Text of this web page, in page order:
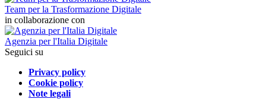
Team per la Trasformazione Digitale
in collaborazione con
Agenzia per l'Italia Digitale
Seguici su
Privacy policy
Cookie policy
Note legali